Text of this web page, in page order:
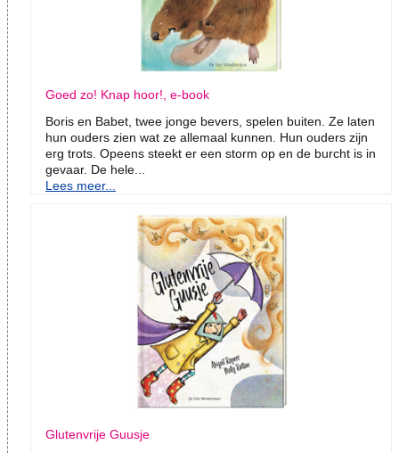
Goed zo! Knap hoor!, e-book
Boris en Babet, twee jonge bevers, spelen buiten. Ze laten
hun ouders zien wat ze allemaal kunnen. Hun ouders zijn
erg trots. Opeens steekt er een storm op en de burcht is in
gevaar. De hele...
Lees meer...
Glutenvrije Guusje